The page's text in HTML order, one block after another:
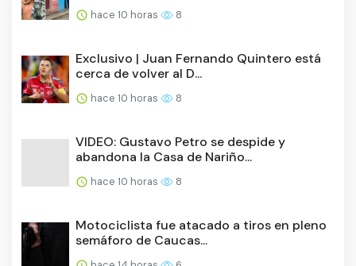
hace 10 horas 8
Exclusivo | Juan Fernando Quintero está
cerca de volver al D...
hace 10 horas 8
VIDEO: Gustavo Petro se despide y
abandona la Casa de Nariño...
hace 10 horas 8
Motociclista fue atacado a tiros en pleno
semáforo de Caucas...